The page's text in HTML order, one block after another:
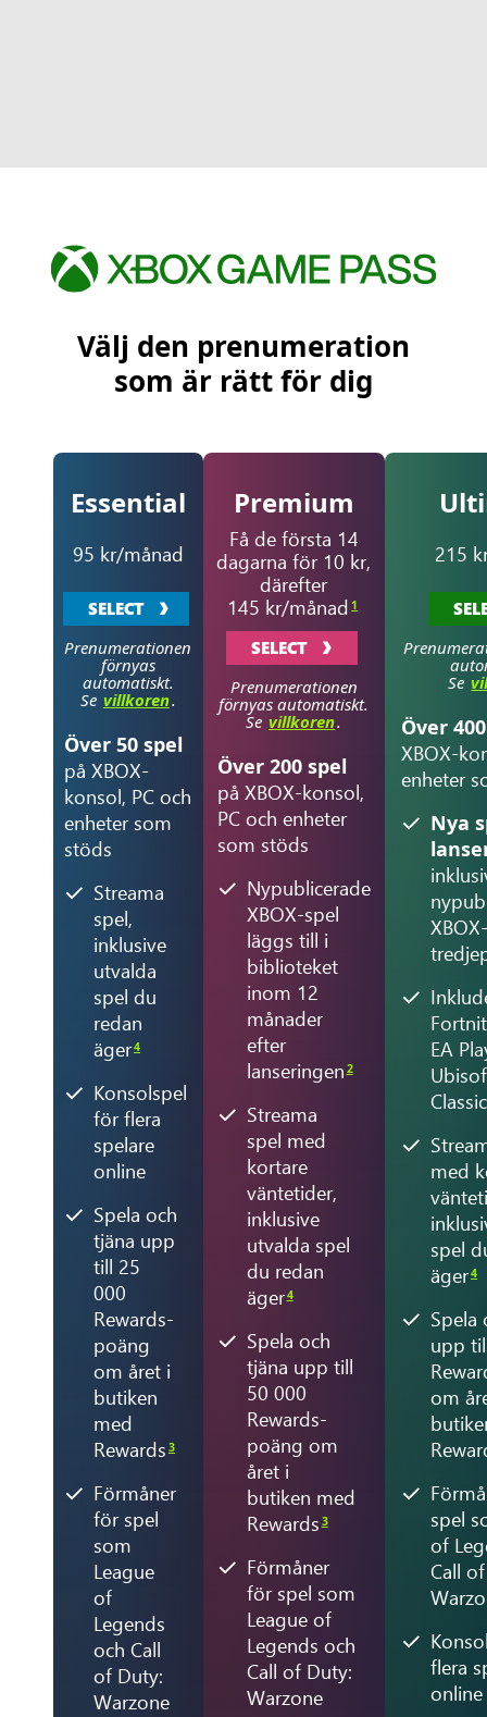
Välj den prenumeration
som är rätt för dig
Essential
95 kr/månad
SELECT
Prenumerationen
förnyas
automatiskt.
Se villkoren.
Över 50 spel
på XBOX-
konsol, PC och
enheter som
stöds
Streama
spel,
inklusive
utvalda
spel du
redan
äger4
Konsolspel
för flera
spelare
online
Spela och
tjäna upp
till 25
000
Rewards-
poäng
om året i
butiken
med
Rewards 3
Förmåner
för spel
som
League
of
Legends
och Call
of Duty:
Warzone
Premium
Få de första 14
dagarna för 10 kr,
därefter
145 kr/månad 1
SELECT
Prenumerationen
förnyas automatiskt.
Se villkoren.
Över 200 spel
på XBOX-konsol,
PC och enheter
som stöds
Nypublicerade
XBOX-spel
läggs till i
biblioteket
inom 12
månader
efter
lanseringen 2
Streama
spel med
kortare
väntetider,
inklusive
utvalda spel
du redan
äger4
Spela och
tjäna upp till
50 000
Rewards-
poäng om
året i
butiken med
Rewards 3
Förmåner
för spel som
League of
Legends och
Call of Duty:
Warzone
215
Se
Över
XBOX-
enheter
Nya
EA
med
spel
äger4
Spela
upp
om
spel
of
Call
flera
online